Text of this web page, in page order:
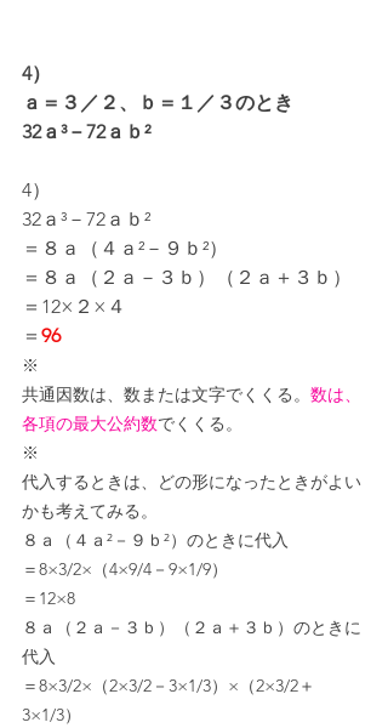
4）
ａ＝３／２、ｂ＝１／３のとき
32ａ³－72ａｂ²
4）
32ａ³－72ａｂ²
＝８ａ（４ａ²－９ｂ²）
＝８ａ（２ａ－３ｂ）（２ａ＋３ｂ）
＝12×２×４
＝ 96
※
共通因数は、数または文字でくくる。 数は、
各項の最大公約数でくくる。
※
代入するときは、どの形になったときがよい
かも考えてみる。
８ａ（４ａ²－９ｂ²）のときに代入
＝8×3/2×（4×9/4－9×1/9）
＝12×8
８ａ（２ａ－３ｂ）（２ａ＋３ｂ）のときに
代入
＝8×3/2×（2×3/2－3×1/3）×（2×3/2＋
3×1/3）